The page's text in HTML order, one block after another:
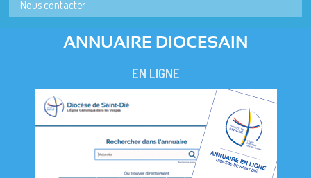
Nous contacter
ANNUAIRE DIOCESAIN
EN LIGNE